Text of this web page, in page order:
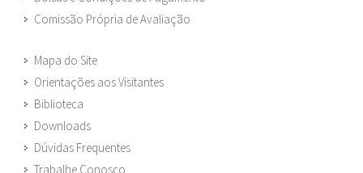
Comissão Própria de Avaliação
Mapa do Site
Orientações aos Visitantes
Biblioteca
Downloads
Dúvidas Frequentes
Trabalhe Conosco